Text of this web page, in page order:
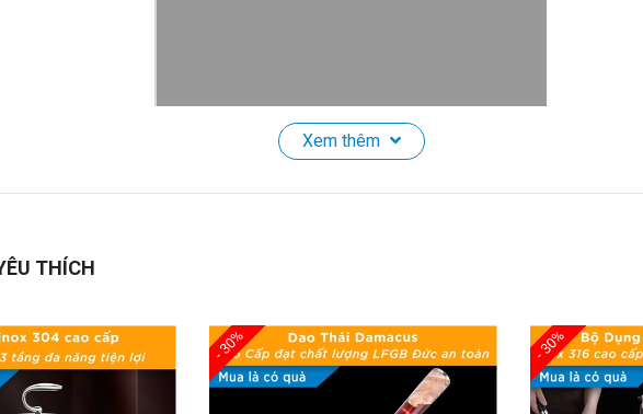
Sản Phẩm:
tuyệt vời.Tích hợp than hoạt tính, giúploại bỏ mùi hôi, ngăn chặn sự phát triển
trường ẩm ướt như nhà bếp, nhà vệ sinh, phòng khách hay phòng ngủ. Thiết kếthân
gian nhưng vẫn rất sang trọng.Miệng thùng rộng
, dung tích 8L giúp bạn dễ dàng sử
thông minh , không lọ túi rác ra ngoài, giúp không gian luôn sạch sẽ và gọn gàng.
Xem thêm
THÍCH
- 30% - 30%